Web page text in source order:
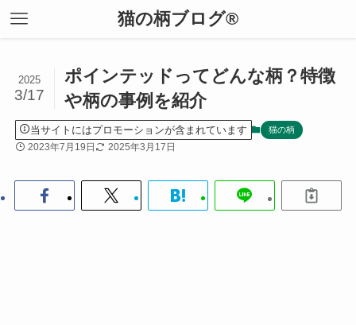
猫の柄ブログ®
ポインテッドってどんな柄？特徴
や柄の事例を紹介
2025
3/17
当サイトにはプロモーションが含まれています 猫の柄
2023年7月19日 2025年3月17日